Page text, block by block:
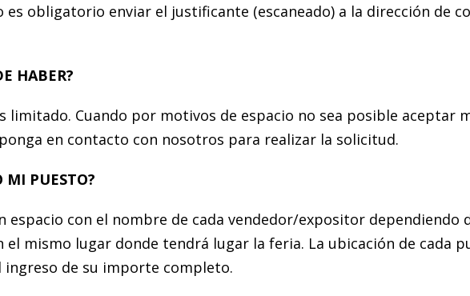
es obligatorio enviar el justificante (escaneado) a la dirección de
HABER?
limitado. Cuando por motivos de espacio no sea posible aceptar
en contacto con nosotros para realizar la solicitud.
MI PUESTO?
espacio con el nombre de cada vendedor/expositor dependiendo
el mismo lugar donde tendrá lugar la feria. La ubicación de cada
de su importe completo.